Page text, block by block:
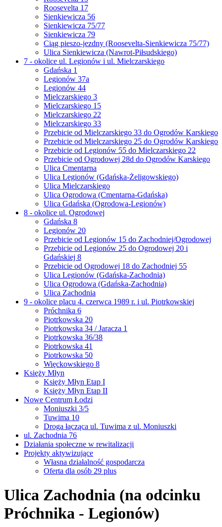
Roosevelta 17
Sienkiewicza 56
Sienkiewicza 75/77
Sienkiewicza 79
Ciąg pieszo-jezdny (Roosevelta-Sienkiewicza 75/77)
Ulica Sienkiewicza (Nawrot-Piłsudskiego)
7 - okolice ul. Legionów i ul. Mielczarskiego
Gdańska 1
Legionów 37a
Legionów 44
Mielczarskiego 3
Mielczarskiego 15
Mielczarskiego 22
Mielczarskiego 33
Przebicie od Mielczarskiego 33 do Ogrodów Karskiego
Przebicie od Mielczarskiego 25 do Ogrodów Karskiego
Przebicie od Legionów 55 do Mielczarskiego 22
Przebicie od Ogrodowej 28d do Ogrodów Karskiego
Ulica Cmentarna
Ulica Legionów (Gdańska-Żeligowskiego)
Ulica Mielczarskiego
Ulica Ogrodowa (Cmentarna-Gdańska)
Ulica Gdańska (Ogrodowa-Legionów)
8 - okolice ul. Ogrodowej
Gdańska 8
Legionów 20
Przebicie od Legionów 15 do Zachodniej/Ogrodowej
Przebicie od Legionów 25 do Ogrodowej 20 i
Gdańskiej 8
Przebicie od Ogrodowej 18 do Zachodniej 55
Ulica Legionów (Gdańska-Zachodnia)
Ulica Ogrodowa (Gdańska-Zachodnia)
Ulica Zachodnia
9 - okolice placu 4. czerwca 1989 r. i ul. Piotrkowskiej
Próchnika 6
Piotrkowska 20
Piotrkowska 34 / Jaracza 1
Piotrkowska 36/38
Piotrkowska 41
Piotrkowska 50
Więckowskiego 8
Księży Młyn
Księży Młyn Etap I
Księży Młyn Etap II
Nowe Centrum Łodzi
Moniuszki 3/5
Tuwima 10
Droga łącząca ul. Tuwima z ul. Moniuszki
ul. Zachodnia 76
Działania społeczne w rewitalizacji
Projekty aktywizujące
Własna działalność gospodarcza
Oferta dla osób 29 plus
Ulica Zachodnia (na odcinku
Próchnika - Legionów)